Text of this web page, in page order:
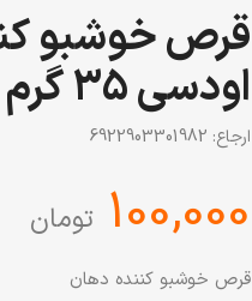
قرص خوشبو
اودسی 35 گرم
ارجاع: 6922903301982
‎100,000 تومان
قرص خوشبو کننده دهان